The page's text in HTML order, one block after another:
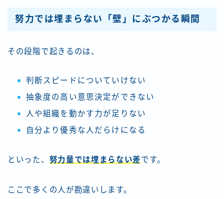
努力では埋まらない「壁」にぶつかる瞬間
その段階で起きるのは、
判断スピードについていけない
抽象度の高い意思決定ができない
人や組織を動かす力が足りない
自分より優秀な人だらけになる
といった、 努力量では埋まらない差です。
ここで多くの人が勘違いします。